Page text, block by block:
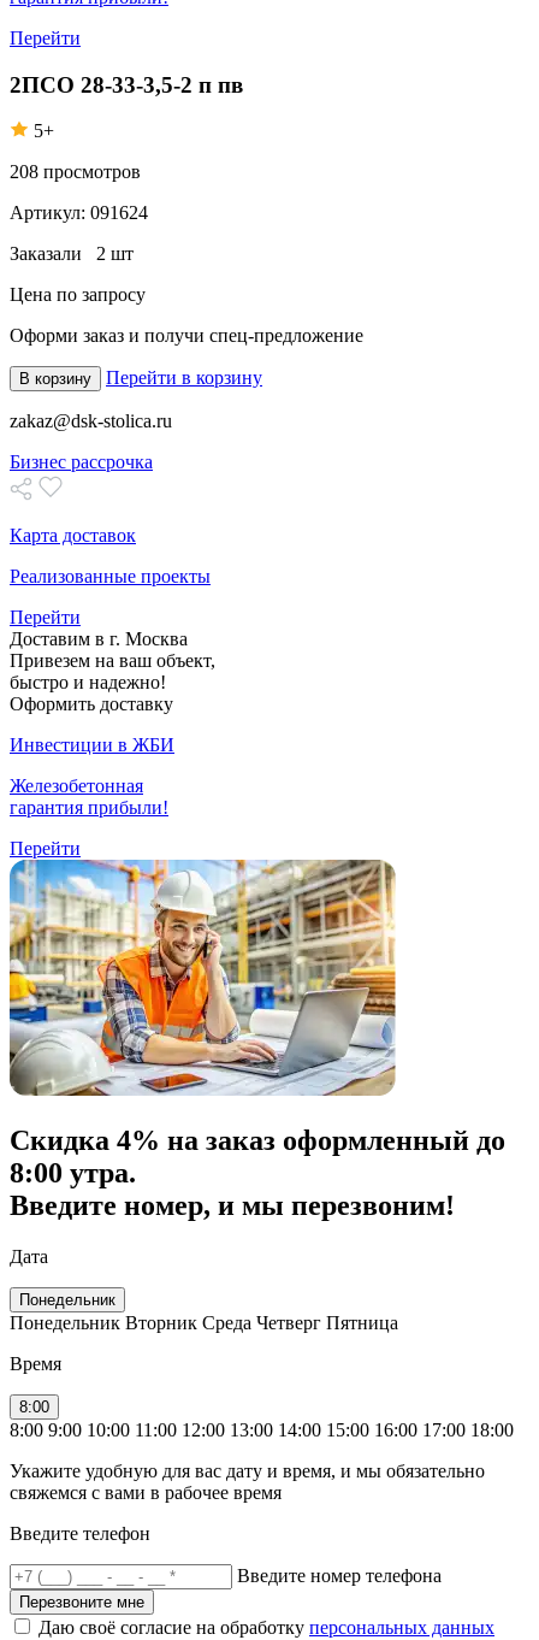
Перейти
2ПСО 28-33-3,5-2 п пв
5+
208 просмотров
Артикул: 091624
Заказали 2 шт
Цена по запросу
Оформи заказ и получи спец-предложение
В корзину Перейти в корзину
zakaz@dsk-stolica.ru
Бизнес рассрочка
Карта доставок
Реализованные проекты
Перейти
Доставим в г. Москва
Привезем на ваш объект,
быстро и надежно!
Оформить доставку
Инвестиции в ЖБИ
Железобетонная
гарантия прибыли!
Перейти
Скидка 4% на заказ оформленный до
8:00 утра.
Введите номер, и мы перезвоним!
Дата
Понедельник
Понедельник Вторник Среда Четверг Пятница
Время
8:00
8:00 9:00 10:00 11:00 12:00 13:00 14:00 15:00 16:00 17:00 18:00
Укажите удобную для вас дату и время, и мы обязательно
свяжемся с вами в рабочее время
Введите телефон
Введите номер телефона
Перезвоните мне
Даю своё согласие на обработку персональных данных